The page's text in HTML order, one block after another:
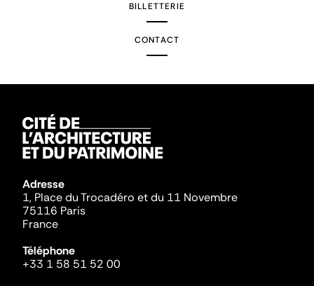
BILLETTERIE
CONTACT
Adresse
1, Place du Trocadéro et du 11 Novembre
75116 Paris
France
Téléphone
+33 1 58 51 52 00